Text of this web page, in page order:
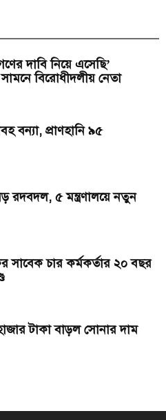
দাবি নিয়ে এসেছি’
বিরোধীদলীয় নেতা
বন্যা, প্রাণহানি ৯৫
রদবদল, ৫ মন্ত্রণালয়ে নতুন
সাবেক চার কর্মকর্তার ২০ বছর
টাকা বাড়ল সোনার দাম